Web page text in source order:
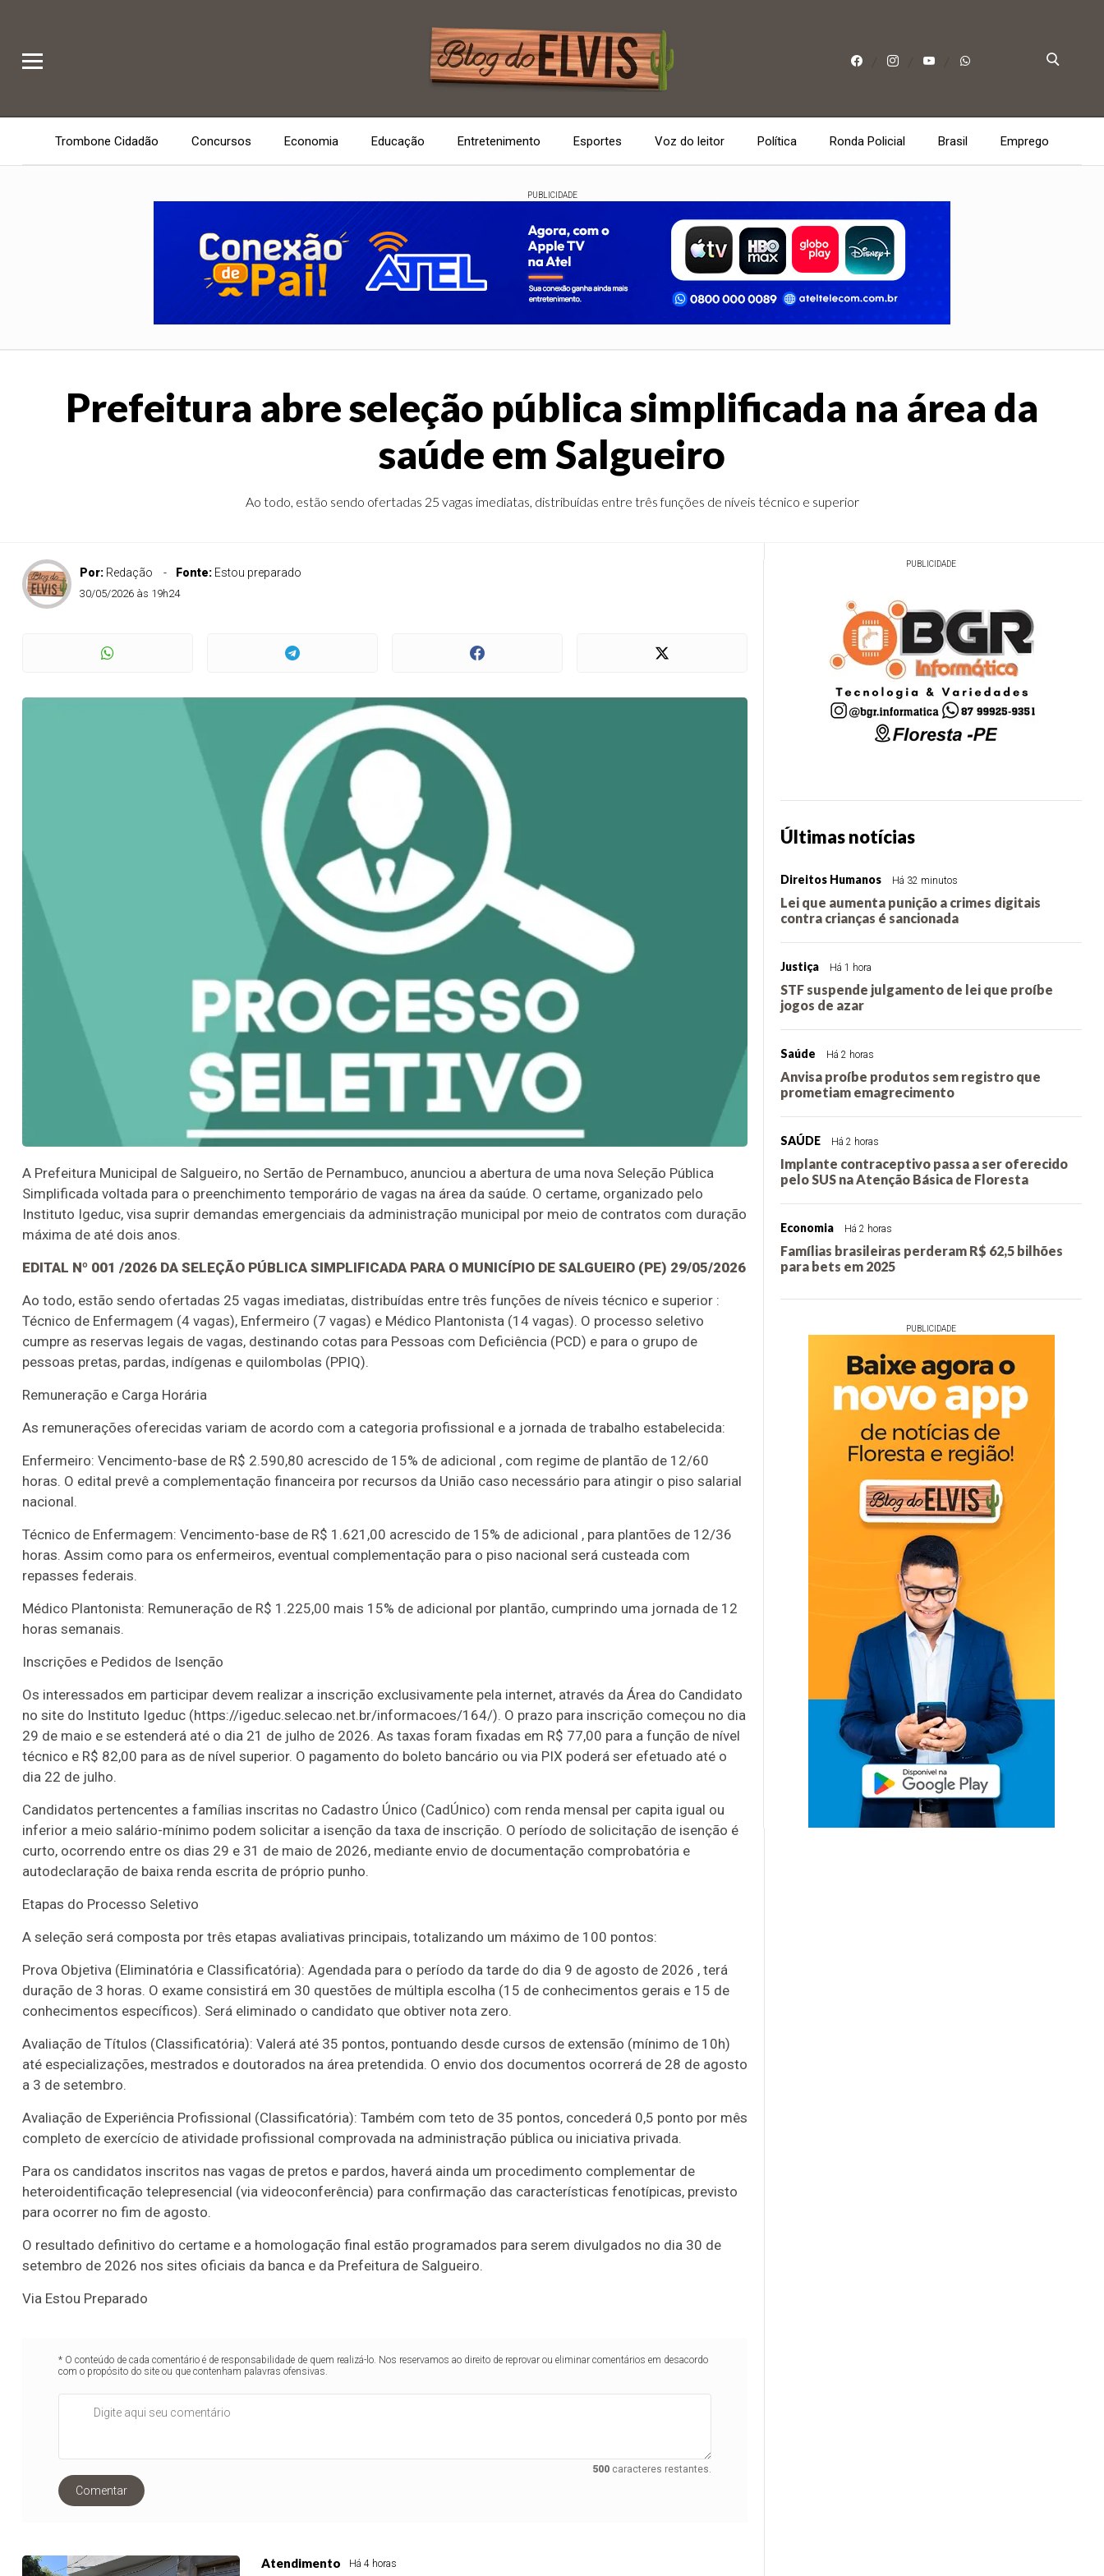
Trombone Cidadão Concursos Economia Educação Entretenimento Esportes Voz do leitor Política Ronda Policial Brasil Emprego
PUBLICIDADE
Prefeitura abre seleção pública simplificada na área da
saúde em Salgueiro
Ao todo, estão sendo ofertadas 25 vagas imediatas, distribuídas entre três funções de níveis técnico e superior
Por: Redação Fonte: Estou preparado
30/05/2026 às 19h24
A Prefeitura Municipal de Salgueiro, no Sertão de Pernambuco, anunciou a abertura de uma nova Seleção Pública
Simplificada voltada para o preenchimento temporário de vagas na área da saúde. O certame, organizado pelo
Instituto Igeduc, visa suprir demandas emergenciais da administração municipal por meio de contratos com duração
máxima de até dois anos.
EDITAL Nº 001 /2026 DA SELEÇÃO PÚBLICA SIMPLIFICADA PARA O MUNICÍPIO DE SALGUEIRO (PE) 29/05/2026
Ao todo, estão sendo ofertadas 25 vagas imediatas, distribuídas entre três funções de níveis técnico e superior :
Técnico de Enfermagem (4 vagas), Enfermeiro (7 vagas) e Médico Plantonista (14 vagas). O processo seletivo
cumpre as reservas legais de vagas, destinando cotas para Pessoas com Deficiência (PCD) e para o grupo de
pessoas pretas, pardas, indígenas e quilombolas (PPIQ).
Remuneração e Carga Horária
As remunerações oferecidas variam de acordo com a categoria profissional e a jornada de trabalho estabelecida:
Enfermeiro: Vencimento-base de R$ 2.590,80 acrescido de 15% de adicional , com regime de plantão de 12/60
horas. O edital prevê a complementação financeira por recursos da União caso necessário para atingir o piso salarial
nacional.
Técnico de Enfermagem: Vencimento-base de R$ 1.621,00 acrescido de 15% de adicional , para plantões de 12/36
horas. Assim como para os enfermeiros, eventual complementação para o piso nacional será custeada com
repasses federais.
Médico Plantonista: Remuneração de R$ 1.225,00 mais 15% de adicional por plantão, cumprindo uma jornada de 12
horas semanais.
Inscrições e Pedidos de Isenção
Os interessados em participar devem realizar a inscrição exclusivamente pela internet, através da Área do Candidato
no site do Instituto Igeduc (https://igeduc.selecao.net.br/informacoes/164/). O prazo para inscrição começou no dia
29 de maio e se estenderá até o dia 21 de julho de 2026. As taxas foram fixadas em R$ 77,00 para a função de nível
técnico e R$ 82,00 para as de nível superior. O pagamento do boleto bancário ou via PIX poderá ser efetuado até o
dia 22 de julho.
Candidatos pertencentes a famílias inscritas no Cadastro Único (CadÚnico) com renda mensal per capita igual ou
inferior a meio salário-mínimo podem solicitar a isenção da taxa de inscrição. O período de solicitação de isenção é
curto, ocorrendo entre os dias 29 e 31 de maio de 2026, mediante envio de documentação comprobatória e
autodeclaração de baixa renda escrita de próprio punho.
Etapas do Processo Seletivo
A seleção será composta por três etapas avaliativas principais, totalizando um máximo de 100 pontos:
Prova Objetiva (Eliminatória e Classificatória): Agendada para o período da tarde do dia 9 de agosto de 2026 , terá
duração de 3 horas. O exame consistirá em 30 questões de múltipla escolha (15 de conhecimentos gerais e 15 de
conhecimentos específicos). Será eliminado o candidato que obtiver nota zero.
Avaliação de Títulos (Classificatória): Valerá até 35 pontos, pontuando desde cursos de extensão (mínimo de 10h)
até especializações, mestrados e doutorados na área pretendida. O envio dos documentos ocorrerá de 28 de agosto
a 3 de setembro.
Avaliação de Experiência Profissional (Classificatória): Também com teto de 35 pontos, concederá 0,5 ponto por mês
completo de exercício de atividade profissional comprovada na administração pública ou iniciativa privada.
Para os candidatos inscritos nas vagas de pretos e pardos, haverá ainda um procedimento complementar de
heteroidentificação telepresencial (via videoconferência) para confirmação das características fenotípicas, previsto
para ocorrer no fim de agosto.
O resultado definitivo do certame e a homologação final estão programados para serem divulgados no dia 30 de
setembro de 2026 nos sites oficiais da banca e da Prefeitura de Salgueiro.
Via Estou Preparado
* O conteúdo de cada comentário é de responsabilidade de quem realizá-lo. Nos reservamos ao direito de reprovar ou eliminar comentários em desacordo
com o propósito do site ou que contenham palavras ofensivas.
500caracteres restantes.
Comentar
Atendimento Há 4 horas
PUBLICIDADE
Últimas notícias
Direitos Humanos Há 32 minutos
Lei que aumenta punição a crimes digitais
contra crianças é sancionada
Justiça Há 1 hora
STF suspende julgamento de lei que proíbe
jogos de azar
Saúde Há 2 horas
Anvisa proíbe produtos sem registro que
prometiam emagrecimento
SAÚDE Há 2 horas
Implante contraceptivo passa a ser oferecido
pelo SUS na Atenção Básica de Floresta
Economia Há 2 horas
Famílias brasileiras perderam R$ 62,5 bilhões
para bets em 2025
PUBLICIDADE